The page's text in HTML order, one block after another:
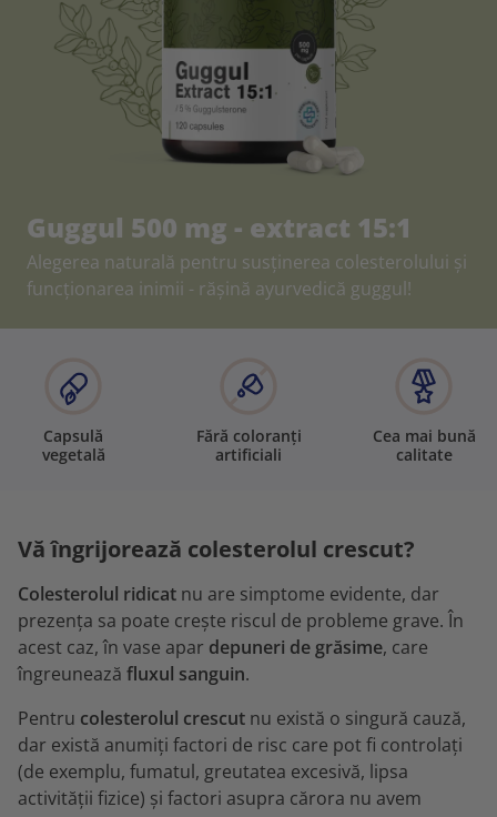
Guggul 500 mg - extract 15:1
Alegerea naturală pentru susținerea colesterolului și
funcționarea inimii - rășină ayurvedică guggul!
Capsulă
vegetală
Fără coloranți
artificiali
Cea mai bună
calitate
Vă îngrijorează colesterolul crescut?
Colesterolul ridicat nu are simptome evidente, dar
prezența sa poate crește riscul de probleme grave. În
acest caz, în vase apar depuneri de grăsime, care
îngreunează fluxul sanguin.
Pentru colesterolul crescut nu există o singură cauză,
dar există anumiți factori de risc care pot fi controlați
(de exemplu, fumatul, greutatea excesivă, lipsa
activității fizice) și factori asupra cărora nu avem